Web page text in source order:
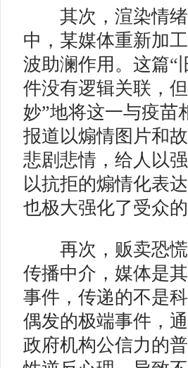
其次，渲染情绪
中，某媒体重新加
波助澜作用。这篇“
件没有逻辑关联，
妙”地将这一与疫苗
报道以煽情图片和
悲剧悲情，给人以
以抗拒的煽情化表
也极大强化了受众的
再次，贩卖恐慌
传播中介，媒体是
事件，传递的不是
偶发的极端事件，
政府机构公信力的